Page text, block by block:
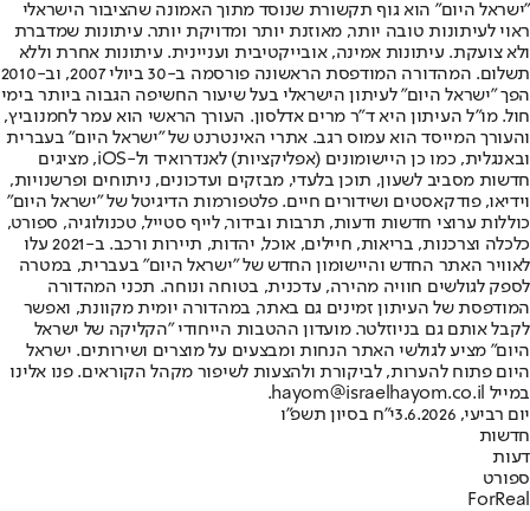
"ישראל היום" הוא גוף תקשורת שנוסד מתוך האמונה שהציבור הישראלי
ראוי לעיתונות טובה יותר, מאוזנת יותר ומדויקת יותר. עיתונות שמדברת
ולא צועקת. עיתונות אמינה, אובייקטיבית ועניינית. עיתונות אחרת וללא
תשלום. המהדורה המודפסת הראשונה פורסמה ב-30 ביולי 2007, וב-2010
הפך "ישראל היום" לעיתון הישראלי בעל שיעור החשיפה הגבוה ביותר בימי
חול. מו"ל העיתון היא ד"ר מרים אדלסון. העורך הראשי הוא עמר לחמנוביץ,
והעורך המייסד הוא עמוס רגב. אתרי האינטרנט של "ישראל היום" בעברית
ובאנגלית, כמו כן היישומונים (אפליקציות) לאנדרואיד ול-iOS, מציגים
חדשות מסביב לשעון, תוכן בלעדי, מבזקים ועדכונים, ניתוחים ופרשנויות,
וידיאו, פודקאסטים ושידורים חיים. פלטפורמות הדיגיטל של "ישראל היום"
כוללות ערוצי חדשות ודעות, תרבות ובידור, לייף סטייל, טכנולוגיה, ספורט,
כלכלה וצרכנות, בריאות, חיילים, אוכל, יהדות, תיירות ורכב. ב-2021 עלו
לאוויר האתר החדש והיישומון החדש של "ישראל היום" בעברית, במטרה
לספק לגולשים חוויה מהירה, עדכנית, בטוחה ונוחה. תכני המהדורה
המודפסת של העיתון זמינים גם באתר, במהדורה יומית מקוונת, ואפשר
לקבל אותם גם בניוזלטר. מועדון ההטבות הייחודי "הקליקה של ישראל
היום" מציע לגולשי האתר הנחות ומבצעים על מוצרים ושירותים. ישראל
היום פתוח להערות, לביקורת ולהצעות לשיפור מקהל הקוראים. פנו אלינו
במייל hayom@israelhayom.co.il.
יום רביעי, 3.6.2026
י"ח בסיון תשפ"ו
חדשות
דעות
ספורט
ForReal